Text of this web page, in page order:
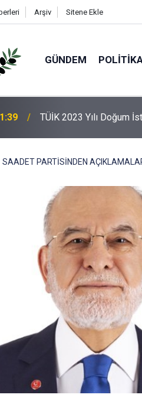
Arşiv Sitene Ekle
GÜNDEM
16 Maddelik Maden
SAADET PARTİSİNDEN